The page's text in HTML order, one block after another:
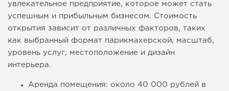
увлекательное предприятие, которое может стать
успешным и прибыльным бизнесом. Стоимость
открытия зависит от различных факторов, таких
как выбранный формат парикмахерской, масштаб,
уровень услуг, местоположение и дизайн
интерьера.
Аренда помещения: около 40 000 рублей в